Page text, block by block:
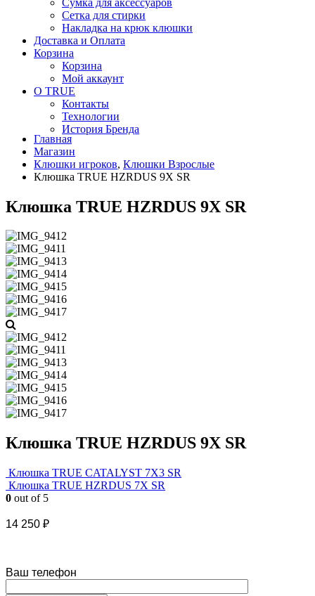
Сетка для стирки
Накладка на крюк клюшки
Доставка и Оплата
Корзина
Корзина
Мой аккаунт
О TRUE
Контакты
Технологии
История Бренда
Главная
Магазин
Клюшки игроков, Клюшки Взрослые
Клюшка TRUE HZRDUS 9X SR
Клюшка TRUE HZRDUS 9X SR
Клюшка TRUE HZRDUS 9X SR
Клюшка TRUE CATALYST 7X3 SR
Клюшка TRUE HZRDUS 7X SR
0 out of 5
14 250 ₽
Ваш телефон